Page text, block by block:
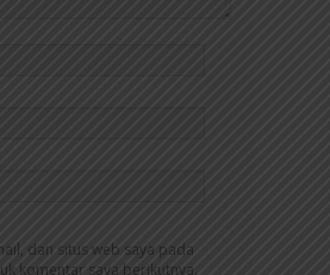
dan situs web saya pada
komentar saya berikutnya.